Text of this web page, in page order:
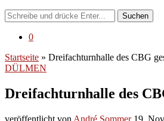
Suchen
0
Startseite » Dreifachturnhalle des CBG
DÜLMEN
Dreifachturnhalle des
veröffentlicht von André Sommer 19.